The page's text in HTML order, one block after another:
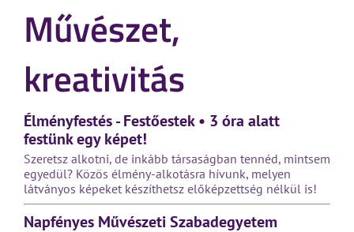
Művészet,
kreativitás
Élményfestés - Festőestek • 3 óra alatt
festünk egy képet!
Szeretsz alkotni, de inkább társaságban tennéd, mintsem
egyedül? Közös élmény-alkotásra hívunk, melyen
látványos képeket készíthetsz előképzettség nélkül is!
Napfényes Művészeti Szabadegyetem